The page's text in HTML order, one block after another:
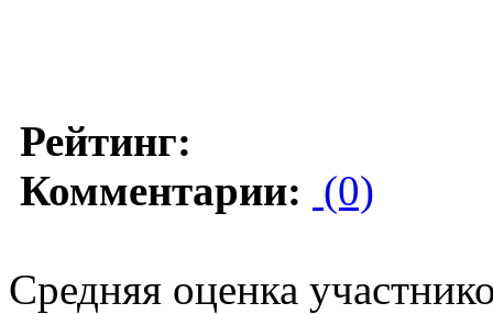
Рейтинг:
Комментарии: (0)
Средняя оценка